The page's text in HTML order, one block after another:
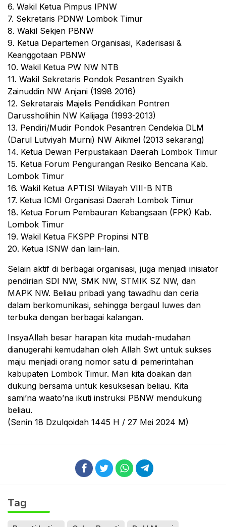
6. Wakil Ketua Pimpus IPNW
7. Sekretaris PDNW Lombok Timur
8. Wakil Sekjen PBNW
9. Ketua Departemen Organisasi, Kaderisasi &
Keanggotaan PBNW
10. Wakil Ketua PW NW NTB
11. Wakil Sekretaris Pondok Pesantren Syaikh
Zainuddin NW Anjani (1998 2016)
12. Sekretarais Majelis Pendidikan Pontren
Darussholihin NW Kalijaga (1993-2013)
13. Pendiri/Mudir Pondok Pesantren Cendekia DLM
(Darul Lutviyah Murni) NW Aikmel (2013 sekarang)
14. Ketua Dewan Perpustakaan Daerah Lombok Timur
15. Ketua Forum Pengurangan Resiko Bencana Kab.
Lombok Timur
16. Wakil Ketua APTISI Wilayah VIII-B NTB
17. Ketua ICMI Organisasi Daerah Lombok Timur
18. Ketua Forum Pembauran Kebangsaan (FPK) Kab.
Lombok Timur
19. Wakil Ketua FKSPP Propinsi NTB
20. Ketua ISNW dan lain-lain.
Selain aktif di berbagai organisasi, juga menjadi inisiator
pendirian SDI NW, SMK NW, STMIK SZ NW, dan
MAPK NW. Beliau pribadi yang tawadhu dan ceria
dalam berkomunikasi, sehingga bergaul luwes dan
terbuka dengan berbagai kalangan.
InsyaAllah besar harapan kita mudah-mudahan
dianugerahi kemudahan oleh Allah Swt untuk sukses
maju menjadi orang nomor satu di pemerintahan
kabupaten Lombok Timur. Mari kita doakan dan
dukung bersama untuk kesuksesan beliau. Kita
sami’na waato’na ikuti instruksi PBNW mendukung
beliau.
(Senin 18 Dzulqoidah 1445 H / 27 Mei 2024 M)
Tag